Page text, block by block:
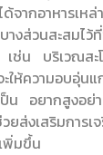
จากอาหารเหล่
ส่วนสะสมไว้
ช่น บริเวณส
ให้ความอบอุ่น
เป็น อยากสูงอ
ส่งเสริมการเ
พิ่มขึ้น